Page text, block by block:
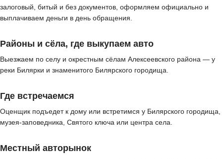
залоговый, битый и без документов, оформляем официально и
выплачиваем деньги в день обращения.
Районы и сёла, где выкупаем авто
Выезжаем по селу и окрестным сёлам Алексеевского района — у
реки Билярки и знаменитого Билярского городища.
Где встречаемся
Оценщик подъедет к дому или встретимся у Билярского городища,
музея-заповедника, Святого ключа или центра села.
Местный авторынок